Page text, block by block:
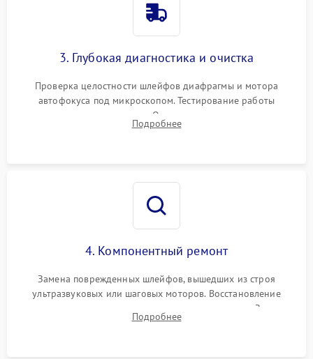
3. Глубокая диагностика и очистка
Проверка целостности шлейфов диафрагмы и мотора
автофокуса под микроскопом. Тестирование работы
электромагнитного привода. Очистка оптических элементов
от пыли, следов влаги и грибка спецрастворами без
Подробнее
4. Компонентный ремонт
Замена поврежденных шлейфов, вышедших из строя
ультразвуковых или шаговых моторов. Восстановление
геометрии направляющих при заклинивании зума. Замена
неисправного блока диафрагмы, датчиков положения или
Подробнее